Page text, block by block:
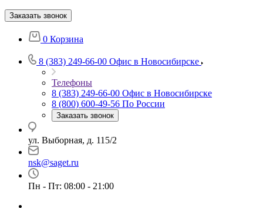
Заказать звонок
0 Корзина
8 (383) 249-66-00 Офис в Новосибирске
Телефоны
8 (383) 249-66-00 Офис в Новосибирске
8 (800) 600-49-56 По России
Заказать звонок
ул. Выборная, д. 115/2
nsk@saget.ru
Пн - Пт: 08:00 - 21:00